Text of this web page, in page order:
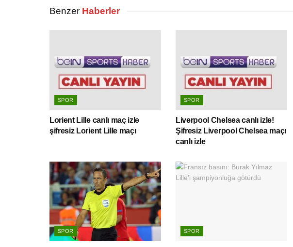
Benzer Haberler
SPOR
Lorient Lille canlı maç izle
şifresiz Lorient Lille maçı
SPOR
Liverpool Chelsea canlı izle!
Şifresiz Liverpool Chelsea maçı
canlı izle
SPOR SPOR